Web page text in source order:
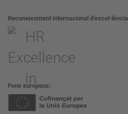
Reconeixement internacional d’excel·lència
Fons europeus